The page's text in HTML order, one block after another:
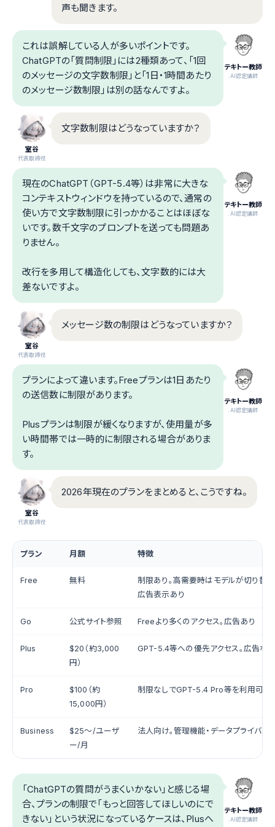
声も聞きます。
テキトー教師
.AI認定講師
これは誤解している人が多いポイントです。
ChatGPTの「質問制限」には2種類あって、「1回
のメッセージの文字数制限」と「1日・1時間あたり
のメッセージ数制限」は別の話なんですよ。
室谷
代表取締役
文字数制限はどうなっていますか？
テキトー教師
.AI認定講師
現在のChatGPT（GPT-5.4等）は非常に大きな
コンテキストウィンドウを持っているので、通常の
使い方で文字数制限に引っかかることはほぼな
いです。数千文字のプロンプトを送っても問題あ
りません。
改行を多用して構造化しても、文字数的には大
差ないですよ。
室谷
代表取締役
メッセージ数の制限はどうなっていますか？
テキトー教師
.AI認定講師
プランによって違います。Freeプランは1日あたり
の送信数に制限があります。
Plusプランは制限が緩くなりますが、使用量が多
い時間帯では一時的に制限される場合がありま
す。
室谷
代表取締役
2026年現在のプランをまとめると、こうですね。
プラン 月額 特徴
Free 無料
制限あり。高需要時はモデルが切り替わ
広告表示あり
Go 公式サイト参照 Freeより多くのアクセス。広告あり
Plus
$20（約3,000
円）
GPT-5.4等への優先アクセス。広告なし
Pro
$100（約
15,000円）
制限なしでGPT-5.4 Pro等を利用可能
Business
$25〜/ユーザ
ー/月
法人向け。管理機能・データプライバシ
テキトー教師
.AI認定講師
「ChatGPTの質問がうまくいかない」と感じる場
合、プランの制限で「もっと回答してほしいのにで
きない」という状況になっているケースは、Plusへ